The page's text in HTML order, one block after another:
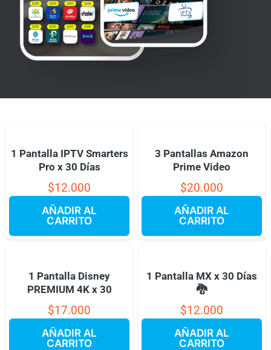
1 Pantalla IPTV Smarters
Pro x 30 Días
$12.000
AÑADIR AL
CARRITO
3 Pantallas Amazon
Prime Video
$20.000
AÑADIR AL
CARRITO
1 Pantalla Disney
PREMIUM 4K x 30
$17.000
AÑADIR AL
CARRITO
1 Pantalla MX x 30 Días
🐉
$12.000
AÑADIR AL
CARRITO